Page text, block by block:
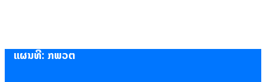
ແຜນທີ່: ກພວຕ